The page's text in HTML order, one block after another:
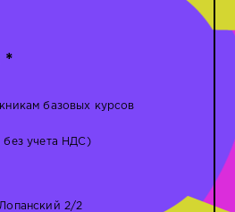
базовых курсов
без учета НДС)
2/2